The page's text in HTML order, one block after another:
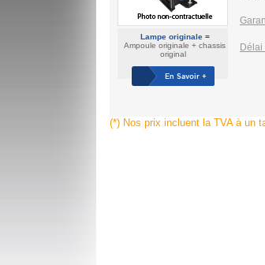
Lampe originale =
Ampoule originale + chassis
original
En Savoir +
Délai
(*) Nos prix incluent la TVA à un